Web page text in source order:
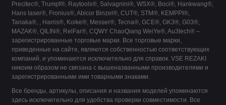
Precitec®, Trumpf®, Raytools®, Salvagnini®, WSX®, Boci®, Hankwang®,
Hans laser®, Fronius®, Abicor Binzel®, CUT®, STM®, KEMPPI®,
Tanaka®, , Harris®, Koike®, Messer®, Tecna®, GCE®, GK3®, G03®,
MAZAK®, QILIN®, RelFar®, CQWY ChaoQiang WeiYe®, Au3tech® –
зарегистрированные торговые марки. Все торговые марки,
приведенные на сайте, являются собственностью соответствующих
компаний, и упоминаются исключительно для справок. VSE REZAKI
никоим образом не связана с вышеназванными производителями и
зарегистрированными ими товарными знаками.
Все бренды, артикулы, описания и названия моделей упоминаются
здесь исключительно для удобства проверки совместимости. Все